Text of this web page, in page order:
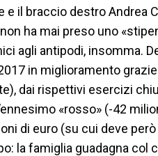
e il braccio destro Andrea
ha mai preso uno
agli antipodi, insomma.
in miglioramento
dai rispettivi esercizi
«rosso» (-42
di euro (su cui deve
la famiglia guadagna col